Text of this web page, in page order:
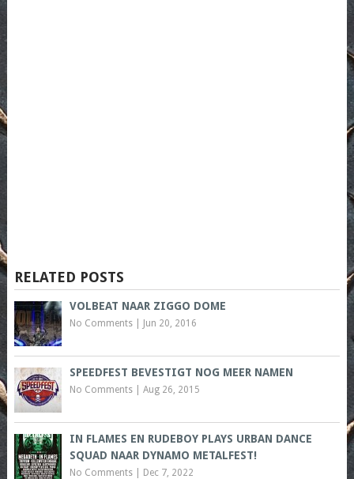
RELATED POSTS
VOLBEAT NAAR ZIGGO DOME
No Comments| Jun 20, 2016
SPEEDFEST BEVESTIGT NOG MEER NAMEN
No Comments| Aug 26, 2015
IN FLAMES EN RUDEBOY PLAYS URBAN DANCE
SQUAD NAAR DYNAMO METALFEST!
No Comments| Dec 7, 2022